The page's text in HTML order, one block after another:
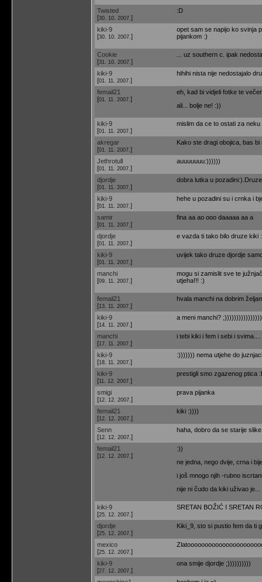
Twisted
[30. 10. 2007. ]
:D
kiki-9
[30. 10. 2007. ]
opet sam se napijo ko svinja
pijankom :)
Cookie
[31. 10. 2007. ]
... uz southern c. ipak
kiki-9
[01. 11. 2007. ]
hihihi nista nije nedostajalo
femail21
[01. 11. 2007. ]
eh, kad bi vidjeli fotke te
ali... bolje ne! :))
kiki-9
[01. 11. 2007. ]
mislim da ce to ostati za
akregar
[01. 11. 2007. ]
Kako ste dragi obojica, bas
Jethrotull
[01. 11. 2007. ]
auuuuuuu:))))))
djordje
[01. 11. 2007. ]
dobra lutka u
kiki-9
[01. 11. 2007. ]
hehe u pozadini su i crnka i
samir
[01. 11. 2007. ]
fina aa ao ooo daaaaa aa a
djordje
[01. 11. 2007. ]
e vazda ti tako bilo druze kiki
kiki-9
[01. 11. 2007. ]
uvijek tako druze djordje
manchi
[09. 11. 2007. ]
mogu si zamislit sve te
utjeha!!! :)
femail21
[13. 11. 2007. ]
hvala manchi na dobrim
kiki-9
[14. 11. 2007. ]
a meni manchi? ;))))))))))))))))
manchi
[17. 11. 2007. ]
i tebi kiki i fem i sebi i
kiki-9
[18. 11. 2007. ]
:))))))) nema utjehe do
kiki-9
[11. 12. 2007. ]
prestigli smo zgazenog ptica
smigi
[12. 12. 2007. ]
prava pijanka
femail21
[12. 12. 2007. ]
kiki :))))
Senn
[12. 12. 2007. ]
haha, dobro da se starije
femail21
[12. 12. 2007. ]
:))
ne jedna, nego dvije, crna i
i još mnogo njih -rubno
nije ni čudo da kiki uživao je...
kiki-9
[25. 12. 2007. ]
SRETAN BOŽIĆ I SRETAN
djordje
[25. 12. 2007. ]
Kiki_9, sto si pustio fem da ti
mexico
[25. 12. 2007. ]
kiki-9
[27. 12. 2007. ]
ona smije djordje ;))))))))))